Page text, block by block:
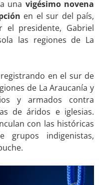
una vigésimo novena
en el sur del país,
presidente, Gabriel
las regiones de La
en el sur de
de La Araucanía y
y armados contra
de áridos e iglesias.
con las históricas
grupos indigenistas,